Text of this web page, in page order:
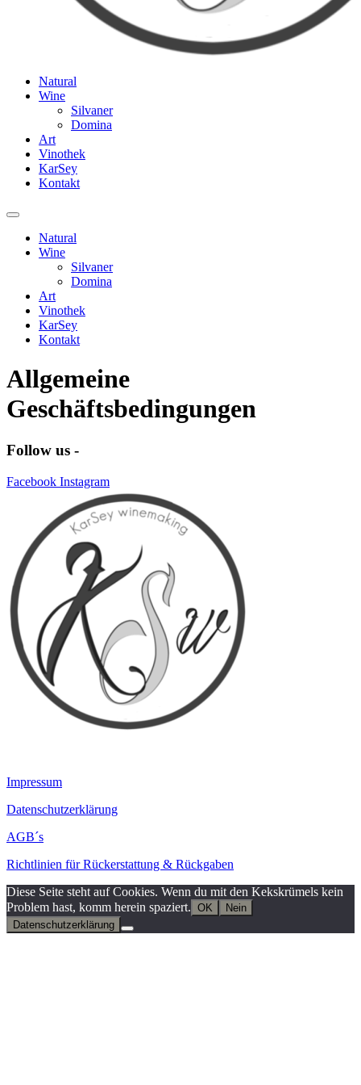
Natural
Wine
Silvaner
Domina
Art
Vinothek
KarSey
Kontakt
Natural
Wine
Silvaner
Domina
Art
Vinothek
KarSey
Kontakt
Allgemeine
Geschäftsbedingungen
Follow us -
Facebook Instagram
Impressum
Datenschutzerklärung
AGB´s
Richtlinien für Rückerstattung & Rückgaben
Diese Seite steht auf Cookies. Wenn du mit den Kekskrümels kein
Problem hast, komm herein spaziert. OK
Nein
Datenschutzerklärung